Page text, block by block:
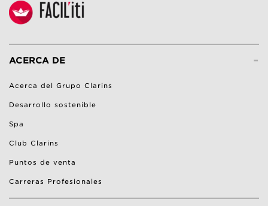
-
ACERCA DE
Acerca del Grupo Clarins
Desarrollo sostenible
Spa
Club Clarins
Puntos de venta
Carreras Profesionales